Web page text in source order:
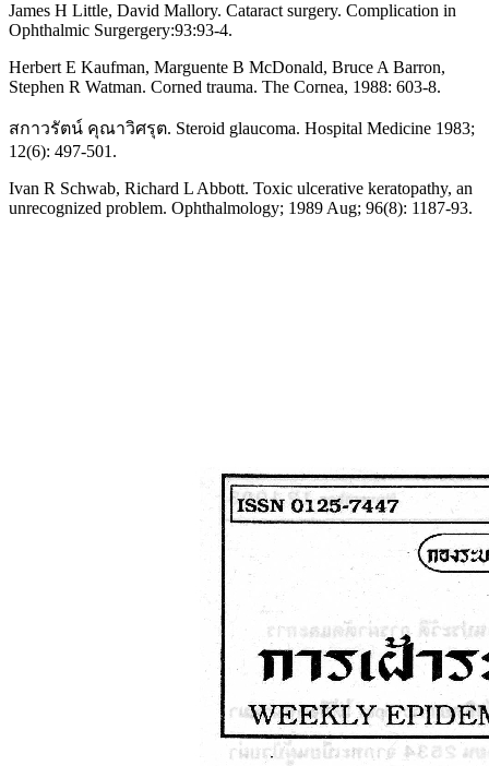
James H Little, David Mallory. Cataract surgery. Complication in
Ophthalmic Surgergery:93:93-4.
Herbert E Kaufman, Marguente B McDonald, Bruce A Barron,
Stephen R Watman. Corned trauma. The Cornea, 1988: 603-8.
สกาวรัตน์ คุณาวิศรุต. Steroid glaucoma. Hospital Medicine 1983;
12(6): 497-501.
Ivan R Schwab, Richard L Abbott. Toxic ulcerative keratopathy, an
unrecognized problem. Ophthalmology; 1989 Aug; 96(8): 1187-93.